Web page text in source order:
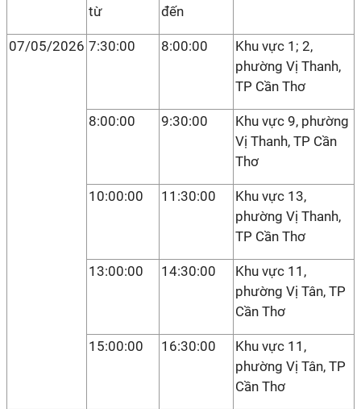
từ
đến
07/05/2026 7:30:00 8:00:00
Khu vực 1; 2,
phường Vị Thanh,
TP Cần Thơ
8:00:00 9:30:00
Khu vực 9, phường
Vị Thanh, TP Cần
Thơ
10:00:00 11:30:00
Khu vực 13,
phường Vị Thanh,
TP Cần Thơ
13:00:00 14:30:00
Khu vực 11,
phường Vị Tân, TP
Cần Thơ
15:00:00 16:30:00
Khu vực 11,
phường Vị Tân, TP
Cần Thơ